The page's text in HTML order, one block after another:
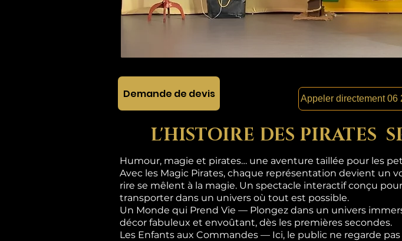
Demande de devis Appeler directement 06
L'HISTOIRE DES PIRATES
Humour, magie et pirates… une aventure taillée pour les
Avec les Magic Pirates, chaque représentation devient un
rire se mêlent à la magie. Un spectacle interactif conçu
transporter dans un univers où tout est possible.
Un Monde qui Prend Vie — Plongez dans un univers
décor fabuleux et envoûtant, dès les premières secondes.
Les Enfants aux Commandes — Ici, le public ne regarde